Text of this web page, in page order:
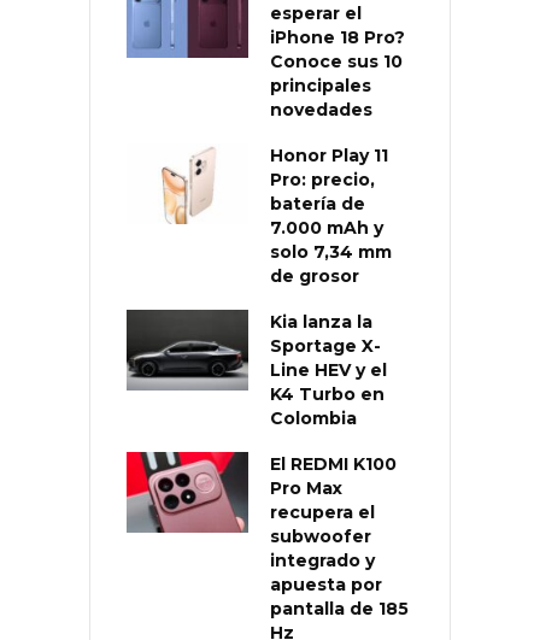
esperar el
iPhone 18 Pro?
Conoce sus 10
principales
novedades
Honor Play 11
Pro: precio,
batería de
7.000 mAh y
solo 7,34 mm
de grosor
Kia lanza la
Sportage X-
Line HEV y el
K4 Turbo en
Colombia
El REDMI K100
Pro Max
recupera el
subwoofer
integrado y
apuesta por
pantalla de 185
Hz